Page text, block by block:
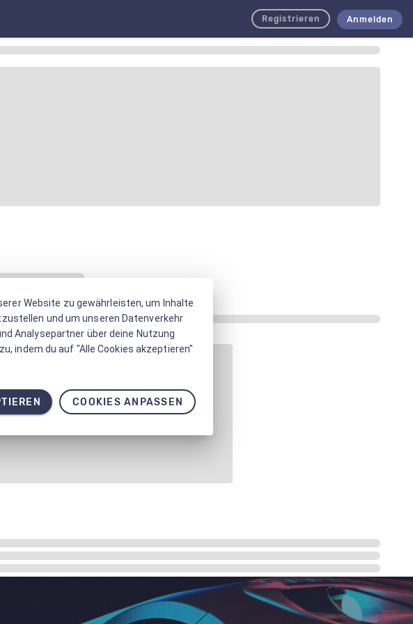
Registrieren Anmelden
Website zu gewährleisten, um Inhalte
und um unseren Datenverkehr
Analysepartner über deine Nutzung
indem du auf "Alle Cookies akzeptieren"
COOKIES ANPASSEN